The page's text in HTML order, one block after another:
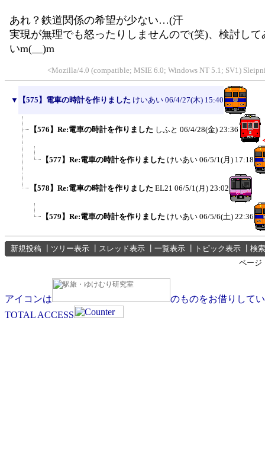
あれ？鉄道関係の希望が少ない…(汗
実現が無理でも怒ったりしませんので(笑)、検討して
いm(__)m
<Mozilla/4.0 (compatible; MSIE 6.0; Windows NT 5.1; SV1)
▼ 【575】電車の時計を作りました けいあい 06/4/27(木) 15:40
【576】Re:電車の時計を作りました しふと 06/4/28(金) 23:36
【577】Re:電車の時計を作りました けいあい 06/5/1(月) 17:18
【578】Re:電車の時計を作りました EL21 06/5/1(月) 23:02
【579】Re:電車の時計を作りました けいあい 06/5/6(土) 22:36
新規投稿 ツリー表示 スレッド表示 一覧表示 トピック表示
検索
ページ
アイコンは
のものをお借りして
TOTAL ACCESS